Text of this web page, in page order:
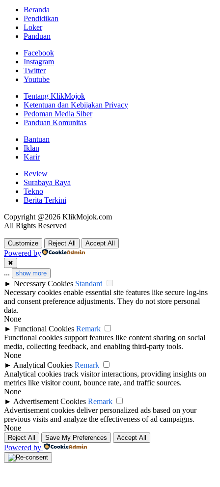
Beranda
Pendidikan
Loker
Panduan
Facebook
Instagram
Twitter
Youtube
Tentang KlikMojok
Ketentuan dan Kebijakan Privacy
Pedoman Media Siber
Panduan Komunitas
Bantuan
Iklan
Karir
Review
Surabaya Raya
Tekno
Berita Terkini
Copyright @2026 KlikMojok.com
All Rights Reserved
Customize Reject All Accept All
Powered by
✖
... show more
► Necessary Cookies Standard
Necessary cookies enable essential site features like secure log-ins
and consent preference adjustments. They do not store personal
data.
None
► Functional Cookies Remark
Functional cookies support features like content sharing on social
media, collecting feedback, and enabling third-party tools.
None
► Analytical Cookies Remark
Analytical cookies track visitor interactions, providing insights on
metrics like visitor count, bounce rate, and traffic sources.
None
► Advertisement Cookies Remark
Advertisement cookies deliver personalized ads based on your
previous visits and analyze the effectiveness of ad campaigns.
None
Reject All Save My Preferences Accept All
Powered by